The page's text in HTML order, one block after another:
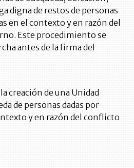
digna de restos de personas
en el contexto y en razón del
Este procedimiento se
antes de la firma del
creación de una Unidad
de personas dadas por
y en razón del conflicto